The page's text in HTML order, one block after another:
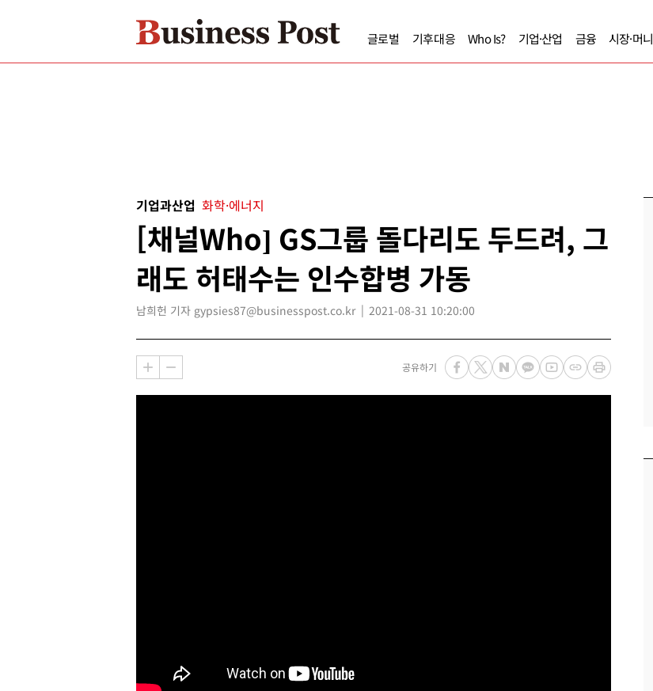
글로벌 기후대응 Who Is? 기업·산업 금융 시장·머니
기업과산업 화학·에너지
[채널Who] GS그룹 돌다리도 두드려, 그
래도 허태수는 인수합병 가동
남희헌 기자 gypsies87@businesspost.co.kr 2021-08-31 10:20:00
공유하기